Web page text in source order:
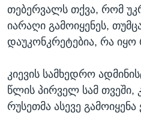
თებერვალს თქვა, რომ
იარაღი გამოიყენეს,
დაუკონკრეტებია, რა იყო
კიევის სამხედრო
წლის პირველ სამ თვეში,
რუსეთმა ასევე გამოიყენა